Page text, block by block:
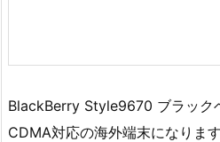
BlackBerry Style9670 ブラック
CDMA対応の海外端末になります